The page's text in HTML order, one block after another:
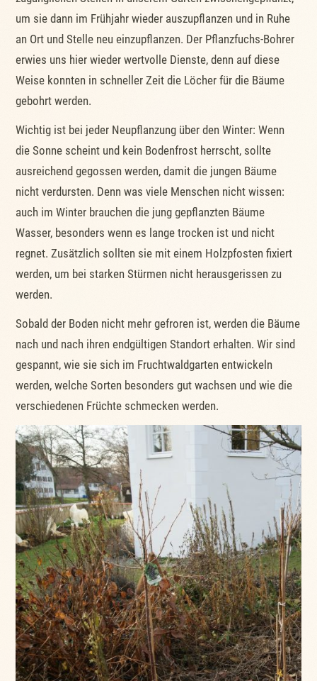
um sie dann im Frühjahr wieder auszupflanzen und in Ruhe
an Ort und Stelle neu einzupflanzen. Der Pflanzfuchs-Bohrer
erwies uns hier wieder wertvolle Dienste, denn auf diese
Weise konnten in schneller Zeit die Löcher für die Bäume
gebohrt werden.
Wichtig ist bei jeder Neupflanzung über den Winter: Wenn
die Sonne scheint und kein Bodenfrost herrscht, sollte
ausreichend gegossen werden, damit die jungen Bäume
nicht verdursten. Denn was viele Menschen nicht wissen:
auch im Winter brauchen die jung gepflanzten Bäume
Wasser, besonders wenn es lange trocken ist und nicht
regnet. Zusätzlich sollten sie mit einem Holzpfosten fixiert
werden, um bei starken Stürmen nicht herausgerissen zu
werden.
Sobald der Boden nicht mehr gefroren ist, werden die Bäume
nach und nach ihren endgültigen Standort erhalten. Wir sind
gespannt, wie sie sich im Fruchtwaldgarten entwickeln
werden, welche Sorten besonders gut wachsen und wie die
verschiedenen Früchte schmecken werden.